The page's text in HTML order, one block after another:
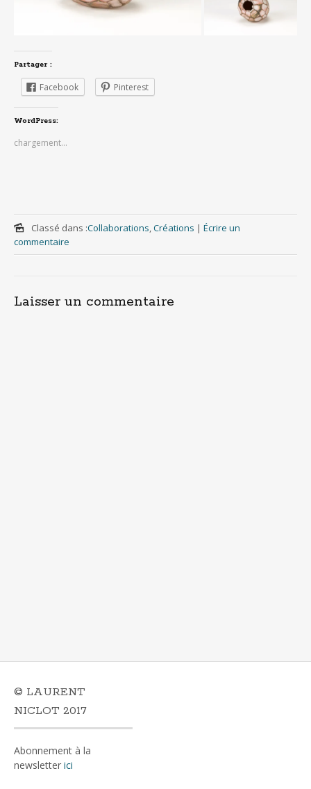
Partager :
Facebook Pinterest
WordPress:
chargement…
Classé dans :Collaborations,Créations | Écrire un
commentaire
Laisser un commentaire
© LAURENT
NICLOT 2017
Abonnement à la
newsletter ici